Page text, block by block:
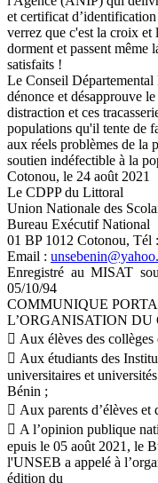
et certificat
verrez que c'est la croix et
dorment et passent même
satisfaits !
Le Conseil
dénonce et désapprouve
distraction et ces
populations qu'il tente de
aux réels problèmes de la
soutien indéfectible à la
Cotonou, le 24 août 2021
Le CDPP du Littoral
Union Nationale des
Bureau Exécutif National
01 BP 1012 Cotonou, Tél
Email :
Enregistré au MISAT
05/10/94
COMMUNIQUE
L’ORGANISATION DU
 Aux élèves des
 Aux étudiants des
universitaires et
Bénin ;
 Aux parents d’élèves et
 A l’opinion publique
epuis le 05 août 2021, le
l'UNSEB a appelé à
édition du